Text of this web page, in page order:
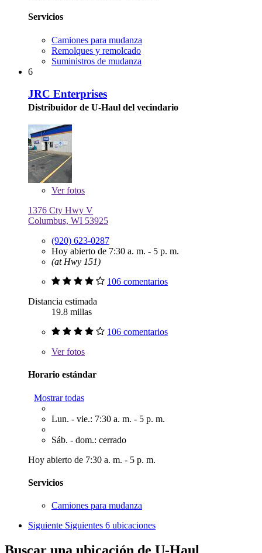
Servicios
Camiones para mudanza
Remolques y remolcado
Suministros de mudanza
6
JRC Enterprises
Distribuidor de U-Haul del vecindario
Verfotos
1376 Cty Hwy V
Columbus, WI 53925
(920) 623-0287
Hoy abierto de 7:30 a. m. - 5 p. m.
(at Hwy 151)
106 comentarios
Distancia estimada
19.8 millas
106 comentarios
Verfotos
Horario estándar
Mostrar todas
Lun. - vie.: 7:30 a. m. - 5 p. m.
Sáb. - dom.: cerrado
Hoy abierto de 7:30 a. m. - 5 p. m.
Servicios
Camiones para mudanza
Siguiente Siguientes 6 ubicaciones